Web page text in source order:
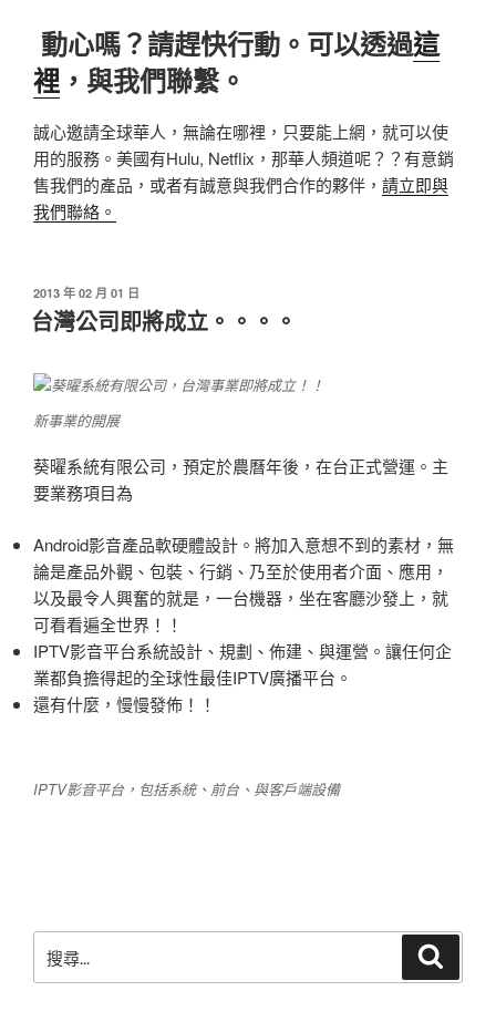
動心嗎？請趕快行動。可以透過這
裡 ，與我們聯繫。
誠心邀請全球華人，無論在哪裡，只要能上網，就可以使
用的服務。美國有Hulu, Netflix，那華人頻道呢？？有意銷
售我們的產品，或者有誠意與我們合作的夥伴， 請立即與
我們聯絡。
發
佈
於
2013 年 02 月 01 日
台灣公司即將成立。。。。
新事業的開展
葵曜系統有限公司，預定於農曆年後，在台正式營運。主
要業務項目為
Android影音產品軟硬體設計。將加入意想不到的素材，無
論是產品外觀、包裝、行銷、乃至於使用者介面、應用，
以及最令人興奮的就是，一台機器，坐在客廳沙發上，就
可看看遍全世界！！
IPTV影音平台系統設計、規劃、佈建、與運營。讓任何企
業都負擔得起的全球性最佳IPTV廣播平台。
還有什麼，慢慢發佈！！
IPTV影音平台，包括系統、前台、與客戶端設備
尋